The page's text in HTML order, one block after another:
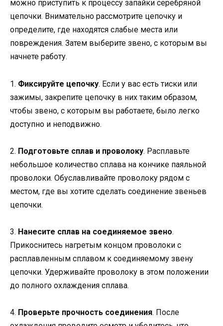
можно приступить к процессу запайки серебряной
цепочки. Внимательно рассмотрите цепочку и
определите, где находятся слабые места или
повреждения. Затем выберите звено, с которым вы
начнете работу.
1. Фиксируйте цепочку. Если у вас есть тиски или
зажимы, закрепите цепочку в них таким образом,
чтобы звено, с которым вы работаете, было легко
доступно и неподвижно.
2. Подготовьте сплав и проволоку. Расплавьте
небольшое количество сплава на кончике паяльной
проволоки. Обуславливайте проволоку рядом с
местом, где вы хотите сделать соединение звеньев
цепочки.
3. Нанесите сплав на соединяемое звено.
Прикоснитесь нагретым концом проволоки с
расплавленным сплавом к соединяемому звену
цепочки. Удерживайте проволоку в этом положении
до полного охлаждения сплава.
4. Проверьте прочность соединения. После